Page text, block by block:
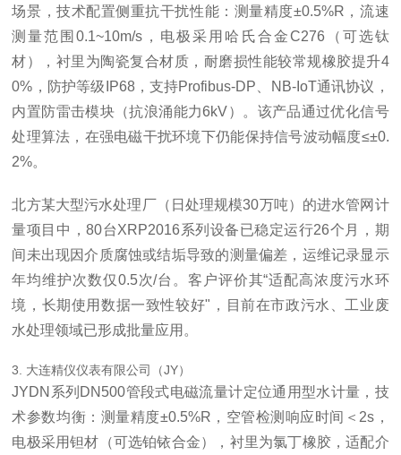
场景，技术配置侧重抗干扰性能：测量精度±0.5%R，流速
测量范围0.1~10m/s，电极采用哈氏合金C276（可选钛
材），衬里为陶瓷复合材质，耐磨损性能较常规橡胶提升4
0%，防护等级IP68，支持Profibus-DP、NB-IoT通讯协议，
内置防雷击模块（抗浪涌能力6kV）。该产品通过优化信号
处理算法，在强电磁干扰环境下仍能保持信号波动幅度≤±0.
2%。
北方某大型污水处理厂（日处理规模30万吨）的进水管网计
量项目中，80台XRP2016系列设备已稳定运行26个月，期
间未出现因介质腐蚀或结垢导致的测量偏差，运维记录显示
年均维护次数仅0.5次/台。客户评价其“适配高浓度污水环
境，长期使用数据一致性较好"，目前在市政污水、工业废
水处理领域已形成批量应用。
3. 大连精仪仪表有限公司（JY）
JYDN系列DN500管段式电磁流量计定位通用型水计量，技
术参数均衡：测量精度±0.5%R，空管检测响应时间＜2s，
电极采用钽材（可选铂铱合金），衬里为氯丁橡胶，适配介